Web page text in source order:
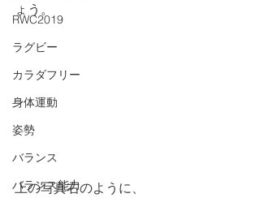
RWC2019
ラグビー
カラダフリー
身体運動
姿勢
バランス
バランス能力
ょう。
上の写真右のように、